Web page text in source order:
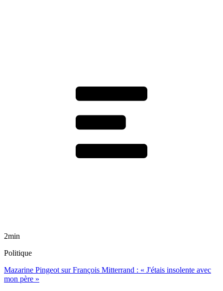
2min
Politique
Mazarine Pingeot sur François Mitterrand : « J'étais insolente avec
mon père »